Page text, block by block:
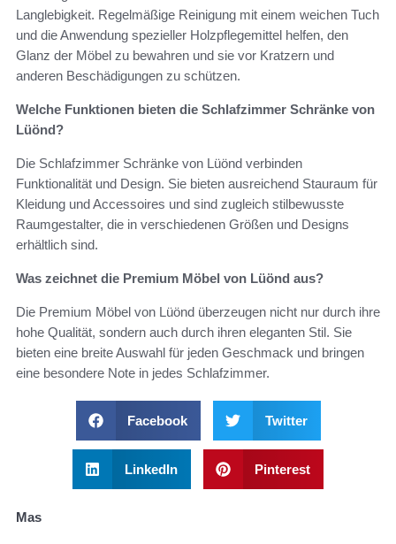
Langlebigkeit. Regelmäßige Reinigung mit einem weichen Tuch
und die Anwendung spezieller Holzpflegemittel helfen, den
Glanz der Möbel zu bewahren und sie vor Kratzern und
anderen Beschädigungen zu schützen.
Welche Funktionen bieten die Schlafzimmer Schränke von
Lüönd?
Die Schlafzimmer Schränke von Lüönd verbinden
Funktionalität und Design. Sie bieten ausreichend Stauraum für
Kleidung und Accessoires und sind zugleich stilbewusste
Raumgestalter, die in verschiedenen Größen und Designs
erhältlich sind.
Was zeichnet die Premium Möbel von Lüönd aus?
Die Premium Möbel von Lüönd überzeugen nicht nur durch ihre
hohe Qualität, sondern auch durch ihren eleganten Stil. Sie
bieten eine breite Auswahl für jeden Geschmack und bringen
eine besondere Note in jedes Schlafzimmer.
Facebook Twitter
LinkedIn Pinterest
Mas